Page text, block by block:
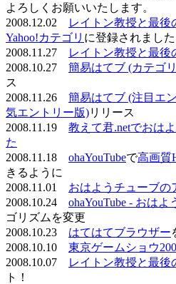
よろしくお願いいたします。
2008.12.02
レイトン教授と最後
Yahoo!カテゴリ に登録されました
2008.11.27
レイトン教授と最後
2008.10.27 簡易はてブ (カテゴ
ス
2008.11.26 簡易はてブ (注目エ
気エントリー版)リリース
2008.11.19 教えて君.netでおは
た
2008.11.18 ohaYouTubeで高画質
きるように
2008.11.01 おはようチューブの
2008.10.24 ohaYouTube - おはよ
ゴリズムを変更
2008.10.23 はてはてブラウザー
2008.10.10 東京ゲームショウ
2008.10.07
レイトン教授と最後
ト！